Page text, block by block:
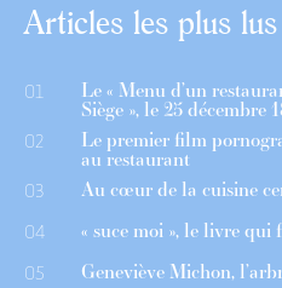
Articles les plus lus
01 Le « Menu d’un
Siège », le 25 décembre
02 Le premier film
au restaurant
03 Au cœur de la cuisine
04 « suce moi », le livre qui
05 Geneviève Michon,